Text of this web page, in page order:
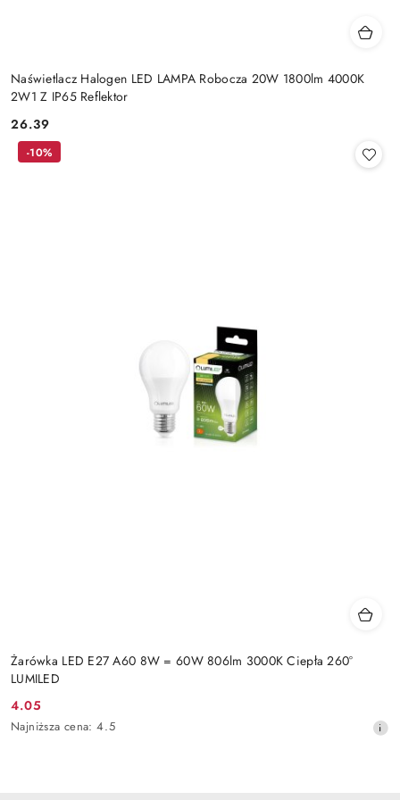
Naświetlacz Halogen LED LAMPA Robocza 20W 1800lm 4000K
2W1 Z IP65 Reflektor
Cena:
26.39
Żarówka LED E27 A60 8W = 60W 806lm 3000K Ciepła 260°
LUMILED
Cena
promocyjna:
4.05
Najniższa
Najniższa cena: 4.5
-10%